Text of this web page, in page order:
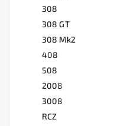
308
308 GT
308 Mk2
408
508
2008
3008
RCZ